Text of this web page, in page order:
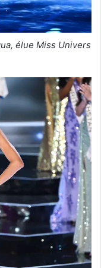
élue Miss Univers